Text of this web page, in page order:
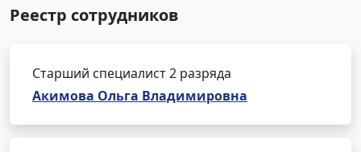
Реестр сотрудников
Старший специалист 2 разряда
Акимова Ольга Владимировна